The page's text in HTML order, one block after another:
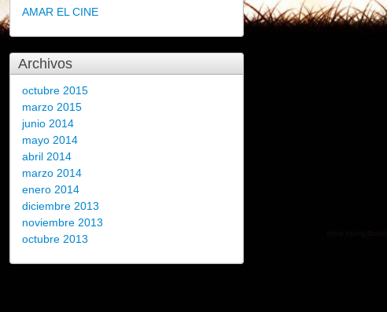
AMAR EL CINE
Archivos
octubre 2015
marzo 2015
junio 2014
mayo 2014
abril 2014
marzo 2014
enero 2014
diciembre 2013
noviembre 2013
octubre 2013